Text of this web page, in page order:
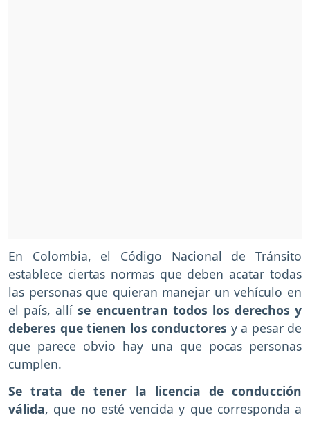
En Colombia, el Código Nacional de Tránsito
establece ciertas normas que deben acatar todas
las personas que quieran manejar un vehículo en
el país, allíse encuentran todos los derechos y
deberes que tienen los conductores y a pesar de
que parece obvio hay una que pocas personas
cumplen.
Se trata de tener la licencia de conducción
válida, que no esté vencida y que corresponda a